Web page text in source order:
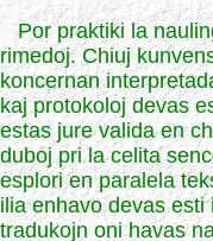
Por praktiki la
rimedoj. Chiuj
koncernan
kaj protokoloj devas
estas jure valida en
duboj pri la celita
esplori en paralela
ilia enhavo devas esti
tradukojn oni havas